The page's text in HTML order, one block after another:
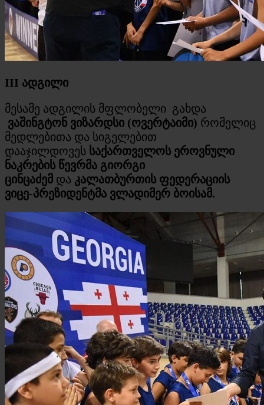
III ადგილი
მესამე ადგილის მფლობელი გახდა
ვაშინგტონ ვიზარდსი (ოვერტაიმი) რომელიც
მედლებითა და სიგელებით
დააჯილდოვეს საქართველოს ეროვნული
ნაკრების წევრმა გიორგი
ცინცაძემ და კალათბურთის ფედერაციის
ვიცე-პრეზიდენტმა ვლადიმერ ბოისამ.